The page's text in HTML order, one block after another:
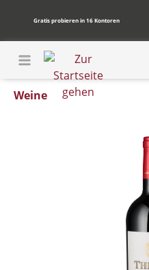
Gratis probieren in 16 Kontoren
Weine